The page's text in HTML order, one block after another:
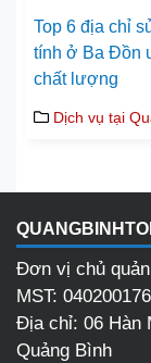
Top 6 địa chỉ
tính ở Ba Đồn
chất lượng
Dịch vụ tại
Đơn vị chủ
MST:
Địa chỉ: 06 Hàn
Quảng Bình